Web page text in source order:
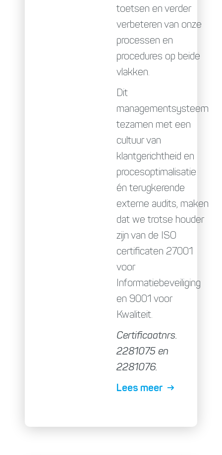
toetsen en verder
verbeteren van onze
processen en
procedures op beide
vlakken.
Dit
managementsysteem
tezamen met een
cultuur van
klantgerichtheid en
procesoptimalisatie
én terugkerende
externe audits, maken
dat we trotse houder
zijn van de ISO
certificaten 27001
voor
Informatiebeveiliging
en 9001 voor
Kwaliteit.
Certificaatnrs.
2281075 en
2281076.
Lees meer →